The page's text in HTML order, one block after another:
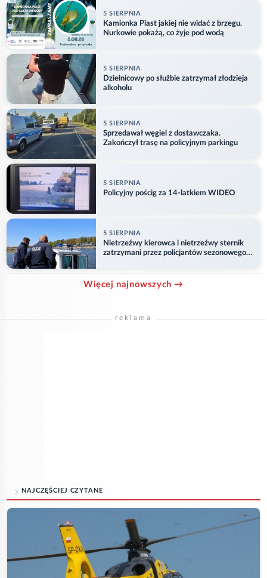
5 SIERPNIA
Kamionka Piast jakiej nie widać z brzegu.
Nurkowie pokażą, co żyje pod wodą
5 SIERPNIA
Dzielnicowy po służbie zatrzymał złodzieja
alkoholu
5 SIERPNIA
Sprzedawał węgiel z dostawczaka.
Zakończył trasę na policyjnym parkingu
5 SIERPNIA
Policyjny pościg za 14-latkiem WIDEO
5 SIERPNIA
Nietrzeźwy kierowca i nietrzeźwy sternik
zatrzymani przez policjantów sezonowego
Więcej najnowszych →
reklama
NAJCZĘŚCIEJ CZYTANE